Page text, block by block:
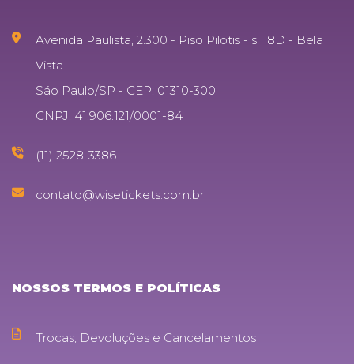
Avenida Paulista, 2.300 - Piso Pilotis - sl 18D - Bela
Vista
Sáo Paulo/SP - CEP: 01310-300
CNPJ: 41.906.121/0001-84
(11) 2528-3386
contato@wisetickets.com.br
NOSSOS TERMOS E POLÍTICAS
Trocas, Devoluções e Cancelamentos